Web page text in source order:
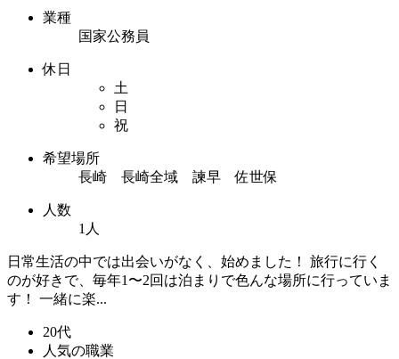
業種
国家公務員
休日
土
日
祝
希望場所
長崎 長崎全域 諫早 佐世保
人数
1人
日常生活の中では出会いがなく、始めました！ 旅行に行く
のが好きで、毎年1〜2回は泊まりで色んな場所に行っていま
す！ 一緒に楽...
20代
人気の職業